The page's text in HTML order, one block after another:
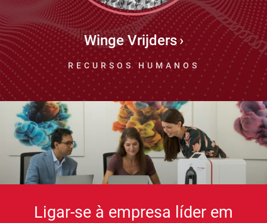
Winge Vrijders
RECURSOS HUMANOS
Ligar-se à empresa líder em